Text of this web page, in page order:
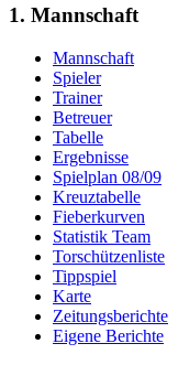
1. Mannschaft
Mannschaft
Spieler
Trainer
Betreuer
Tabelle
Ergebnisse
Spielplan 08/09
Kreuztabelle
Fieberkurven
Statistik Team
Torschützenliste
Tippspiel
Karte
Zeitungsberichte
Eigene Berichte